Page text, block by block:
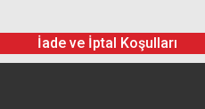
İade ve İptal Koşulları